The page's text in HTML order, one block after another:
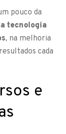
pouco da
tecnologia
, na melhoria
cada
e